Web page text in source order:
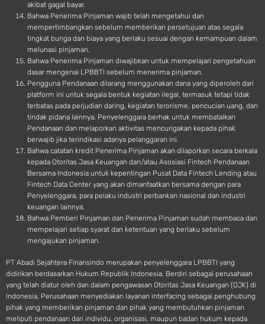
akibat gagal bayar.
Bahwa Penerima Pinjaman wajib telah mengetahui dan
mempertimbangkan sebelum memberikan persetujuan atas segala
tingkat bunga dan biaya yang berlaku sesuai dengan kemampuan dalam
melunasi pinjaman.
Bahwa Penerima Pinjaman diwajibkan untuk mempelajari pengetahuan
dasar mengenai LPBBTI sebelum menerima pinjaman.
Pengguna Pendanaan dilarang menggunakan dana yang diperoleh dari
platform ini untuk segala bentuk kegiatan ilegal, termasuk tetapi tidak
terbatas pada perjudian daring, kegiatan terorisme, pencucian uang, dan
tindak pidana lainnya. Penyelenggara berhak untuk membatalkan
Pendanaan dan melaporkan aktivitas mencurigakan kepada pihak
berwajib jika terindikasi adanya pelanggaran ini.
Bahwa catatan kredit Penerima Pinjaman akan dilaporkan secara berkala
kepada Otoritas Jasa Keuangan dan/atau Asosiasi Fintech Pendanaan
Bersama Indonesia untuk kepentingan Pusat Data Fintech Lending atau
Fintech Data Center yang akan dimanfaatkan bersama dengan para
Penyelenggara, para pelaku industri perbankan nasional dan industri
keuangan lainnya.
Bahwa Pemberi Pinjaman dan Penerima Pinjaman sudah membaca dan
mempelajari setiap syarat dan ketentuan yang berlaku sebelum
mengajukan pinjaman.
PT Abadi Sejahtera Finansindo merupakan penyelenggara LPBBTI yang
didirikan berdasarkan Hukum Republik Indonesia. Berdiri sebagai perusahaan
yang telah diatur oleh dan dalam pengawasan Otoritas Jasa Keuangan (OJK) di
Indonesia, Perusahaan menyediakan layanan interfacing sebagai penghubung
pihak yang memberikan pinjaman dan pihak yang membutuhkan pinjaman
meliputi pendanaan dari individu, organisasi, maupun badan hukum kepada